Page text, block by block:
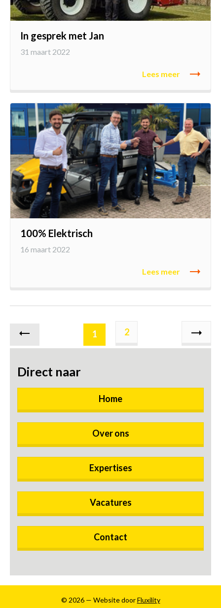
In gesprek met Jan
31 maart 2022
Lees meer
100% Elektrisch
16 maart 2022
Lees meer
1
2
Direct naar
Home
Over ons
Expertises
Vacatures
Contact
© 2026 — Website doorFluxility